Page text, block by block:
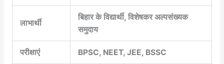
लाभार्थी
बिहार के विद्यार्थी, विशेषकर अल्पसंख्यक
समुदाय
परीक्षाएं BPSC, NEET, JEE, BSSC